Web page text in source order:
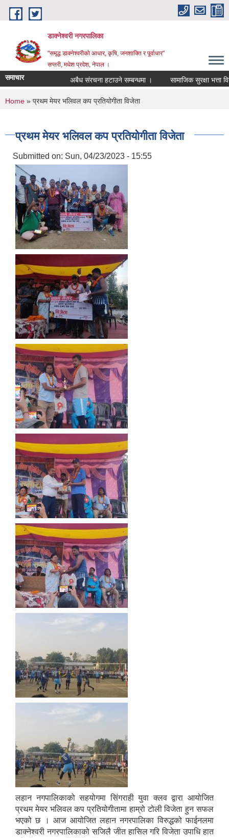
Skip to main content
डाक्नेश्वरी नगरपालिका
"समृद्ध डाक्नेश्वरीको आधार, कृषि, जनशाक्ति र पूर्वाधार"
सप्तरी, मधेश प्रदेश, नेपाल ।
समाचार अबैध संरचना हटाउने सम्बन्धमा । सामाजिक सुरक्षा भत्ता
You are here
Home » प्रथम मेयर भलिवल कप प्रतियोगीता विजेता
प्रथम मेयर भलिवल कप प्रतियोगीता विजेता
Submitted on: Sun, 04/23/2023 - 15:55
लहान नगपालिकाको सहयोगमा सिंगराही युवा क्लव द्वारा आयोजित
प्रथम मेयर भलिवल कप प्रतियोगीतामा हाम्रो टोली विजेता हुन सफल
भएको छ । आज आयोजित लहान नगरपालिका विरुद्धको फाईनलमा
डाक्नेश्वरी नगरपालिकाको सजिलै जीत हासिल गरि विजेता उपाधि हात